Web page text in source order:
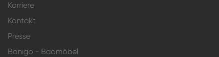
Karriere
Kontakt
Presse
Banigo - Badmöbel